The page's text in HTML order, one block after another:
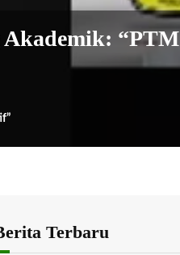
Akademik: “PTM
Terbaru